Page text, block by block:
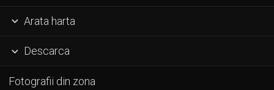
 Arata harta
 Descarca
Fotografii din zona